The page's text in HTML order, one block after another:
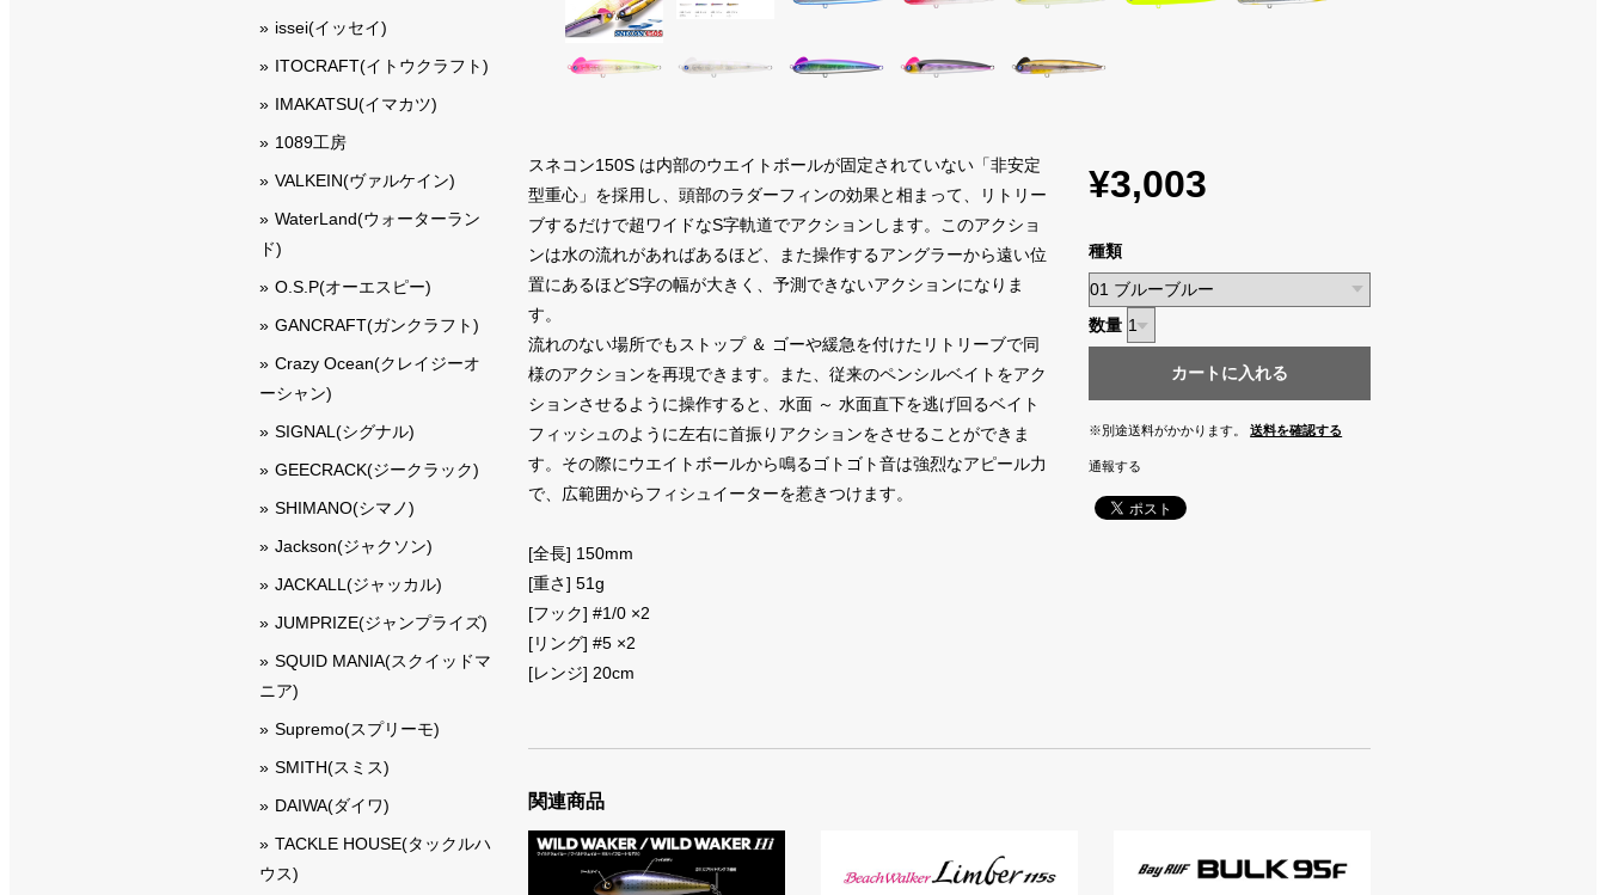
スネコン150S は内部のウエイトボールが固定されていない「非安定
型重心」を採用し、頭部のラダーフィンの効果と相まって、リトリー
ブするだけで超ワイドなS字軌道でアクションします。このアクショ
ンは水の流れがあればあるほど、また操作するアングラーから遠い位
置にあるほどS字の幅が大きく、予測できないアクションになりま
す。
流れのない場所でもストップ ＆ ゴーや緩急を付けたリトリーブで同
様のアクションを再現できます。また、従来のペンシルベイトをアク
ションさせるように操作すると、水面 ～ 水面直下を逃げ回るベイト
フィッシュのように左右に首振りアクションをさせることができま
す。その際にウエイトボールから鳴るゴトゴト音は強烈なアピール力
で、広範囲からフィシュイーターを惹きつけます。
[全長] 150mm
[重さ] 51g
[フック] #1/0 ×2
[リング] #5 ×2
[レンジ] 20cm
¥3,003
種類
数量
カートに入れる
※別途送料がかかります。 送料を確認する
通報する
関連商品
issei(イッセイ)
ITOCRAFT(イトウクラフト)
IMAKATSU(イマカツ)
1089工房
VALKEIN(ヴァルケイン)
WaterLand(ウォーターラン
ド)
O.S.P(オーエスピー)
GANCRAFT(ガンクラフト)
Crazy Ocean(クレイジーオ
ーシャン)
SIGNAL(シグナル)
GEECRACK(ジークラック)
SHIMANO(シマノ)
Jackson(ジャクソン)
JACKALL(ジャッカル)
JUMPRIZE(ジャンプライズ)
SQUID MANIA(スクイッドマ
ニア)
Supremo(スプリーモ)
SMITH(スミス)
DAIWA(ダイワ)
TACKLE HOUSE(タックルハ
ウス)